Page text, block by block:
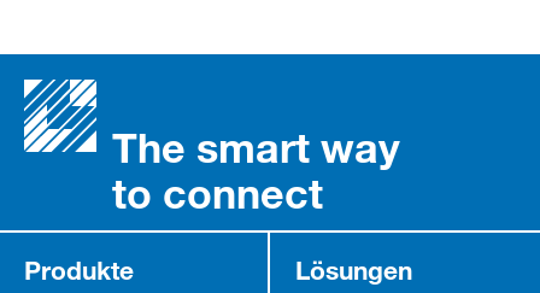
The smart way
to connect
Produkte Lösungen